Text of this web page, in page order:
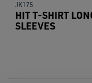
JK175
HIT T-SHIRT
SLEEVES